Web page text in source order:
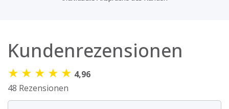
Kundenrezensionen
★ ★ ★ ★ ★ 4,96
48 Rezensionen